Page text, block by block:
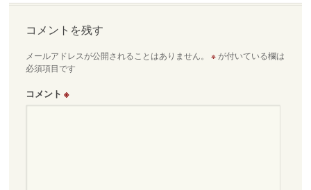
ビ
コメントを残す
メールアドレスが公開されることはありません。 ※が付いている欄は
必須項目です
コメント ※